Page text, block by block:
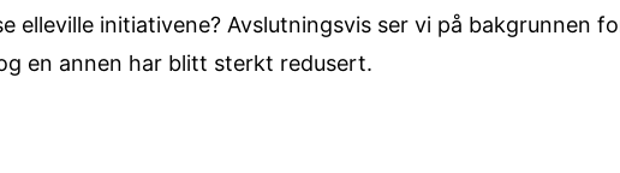
elleville initiativene? Avslutningsvis ser vi på bakgrunnen
en annen har blitt sterkt redusert.